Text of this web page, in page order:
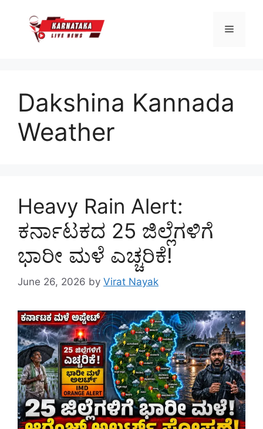
content
Menu
Dakshina Kannada
Weather
Heavy Rain Alert:
ಕರ್ನಾಟಕದ 25 ಜಿಲ್ಲೆಗಳಿಗೆ
ಭಾರೀ ಮಳೆ ಎಚ್ಚರಿಕೆ!
June 26, 2026 by Virat Nayak